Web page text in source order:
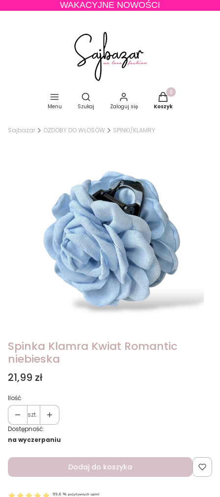
WAKACYJNE NOWOŚCI
Menu
Otwórz wyszukiwarkę
Szukaj Zaloguj się
Produkty w
Koszyk
Sajbazar OZDOBY DO WŁOSÓW SPINKI/KLAMRY
Spinka Klamra Kwiat Romantic
niebieska
Cena
21,99 zł
Ilość
szt.
Dostępność:
na wyczerpaniu
Dodaj do koszyka